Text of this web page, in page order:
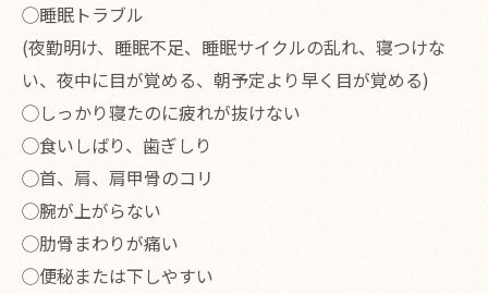
◯睡眠トラブル
(夜勤明け、睡眠不足、睡眠サイクルの乱れ、寝つけな
い、夜中に目が覚める、朝予定より早く目が覚める)
◯しっかり寝たのに疲れが抜けない
◯食いしばり、歯ぎしり
◯首、肩、肩甲骨のコリ
◯腕が上がらない
◯肋骨まわりが痛い
◯便秘または下しやすい